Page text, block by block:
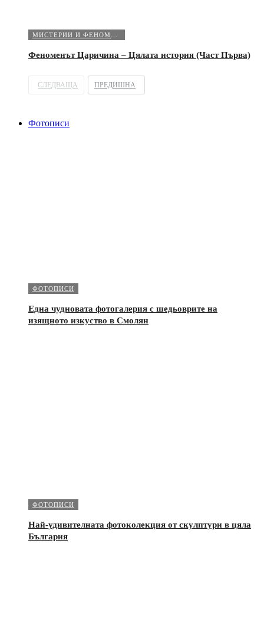
Феноменът Царичина – Цялата история (Част Първа)
СЛЕДВАЩА ПРЕДИШНА
Фотописи
ФОТОПИСИ
Една чудновата фотогалерия с шедьоврите на
изящното изкуство в Смолян
ФОТОПИСИ
Най-удивителната фотоколекция от скулптури в цяла
България